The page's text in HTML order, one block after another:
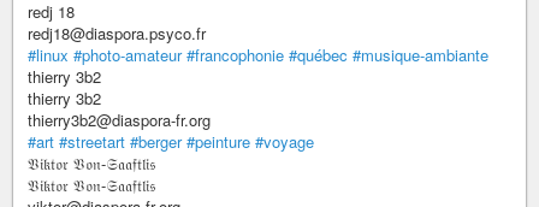
redj 18
redj18@diaspora.psyco.fr
#linux #photo-amateur #francophonie #québec #musique-ambiante
thierry 3b2
thierry 3b2
thierry3b2@diaspora-fr.org
#art #streetart #berger #peinture #voyage
𝔙𝔦𝔨𝔱𝔬𝔯 𝔙𝔬𝔫-𝔖𝔞𝔞𝔣𝔱𝔩𝔦𝔰
𝔙𝔦𝔨𝔱𝔬𝔯 𝔙𝔬𝔫-𝔖𝔞𝔞𝔣𝔱𝔩𝔦𝔰